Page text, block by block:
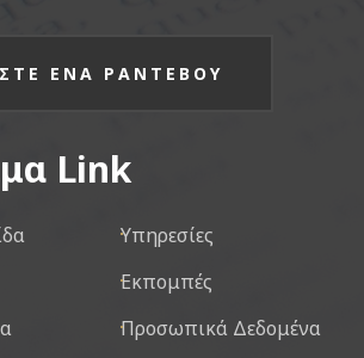
ΕΝΑ ΡΑΝΤΕΒΟΥ
Link
Υπηρεσίες
Εκπομπές
Προσωπικά Δεδομένα